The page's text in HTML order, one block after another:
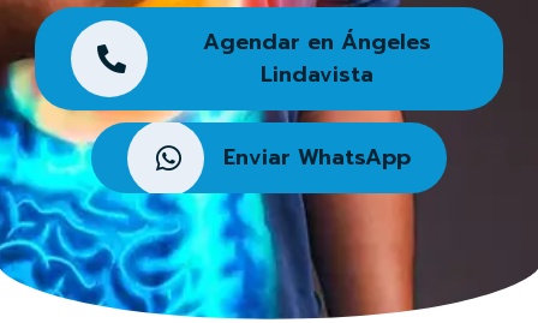
Agendar en Ángeles
Lindavista
Enviar WhatsApp